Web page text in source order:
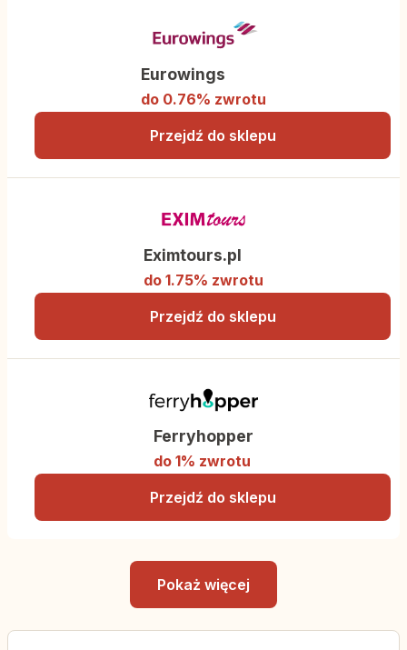
Eurowings
do 0.76% zwrotu
Przejdź do sklepu
Eximtours.pl
do 1.75% zwrotu
Przejdź do sklepu
Ferryhopper
do 1% zwrotu
Przejdź do sklepu
Pokaż więcej